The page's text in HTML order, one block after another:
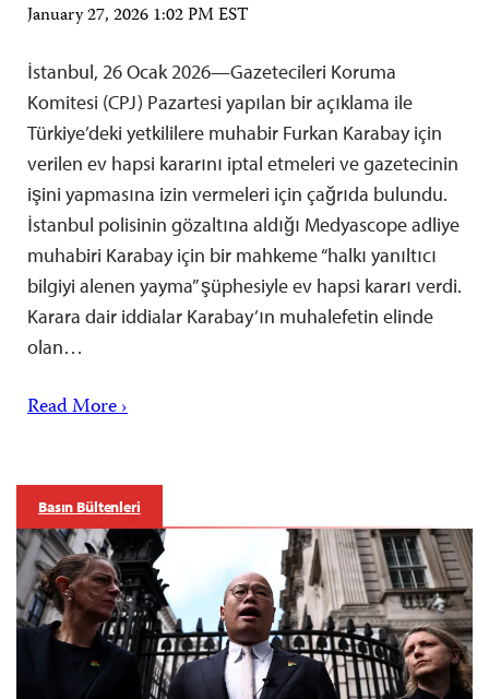
January 27, 2026 1:02 PM EST
İstanbul, 26 Ocak 2026—Gazetecileri Koruma
Komitesi (CPJ) Pazartesi yapılan bir açıklama ile
Türkiye’deki yetkililere muhabir Furkan Karabay için
verilen ev hapsi kararını iptal etmeleri ve gazetecinin
işini yapmasına izin vermeleri için çağrıda bulundu.
İstanbul polisinin gözaltına aldığı Medyascope adliye
muhabiri Karabay için bir mahkeme “halkı yanıltıcı
bilgiyi alenen yayma” şüphesiyle ev hapsi kararı verdi.
Karara dair iddialar Karabay’ın muhalefetin elinde
olan…
Read More ›
Basın Bültenleri